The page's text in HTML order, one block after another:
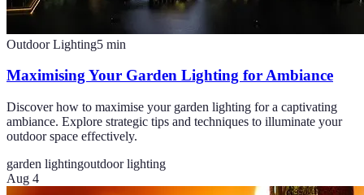
Outdoor Lighting5 min
Maximising Your Garden Lighting for Ambiance
Discover how to maximise your garden lighting for a captivating
ambiance. Explore strategic tips and techniques to illuminate your
outdoor space effectively.
garden lightingoutdoor lighting
Aug 4